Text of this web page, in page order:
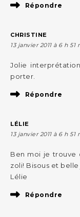
Répondre
CHRISTINE
13 janvier 2011 à 6 h 51
Jolie
porter.
Répondre
LÉLIE
13 janvier 2011 à 6 h 51
Ben moi je trouve
zoli! Bisous et
Lélie
Répondre